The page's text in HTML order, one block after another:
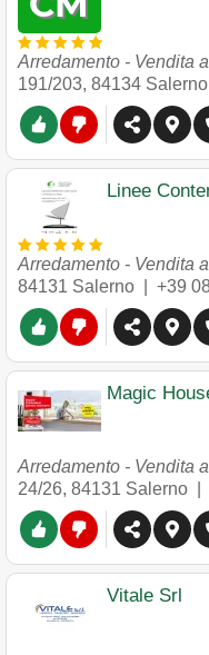
Arredamento - Vendita
191/203, 84134 Salerno
Linee
Arredamento - Vendita
84131 Salerno +39
Magic
Arredamento - Vendita
24/26, 84131 Salerno
Vitale Srl